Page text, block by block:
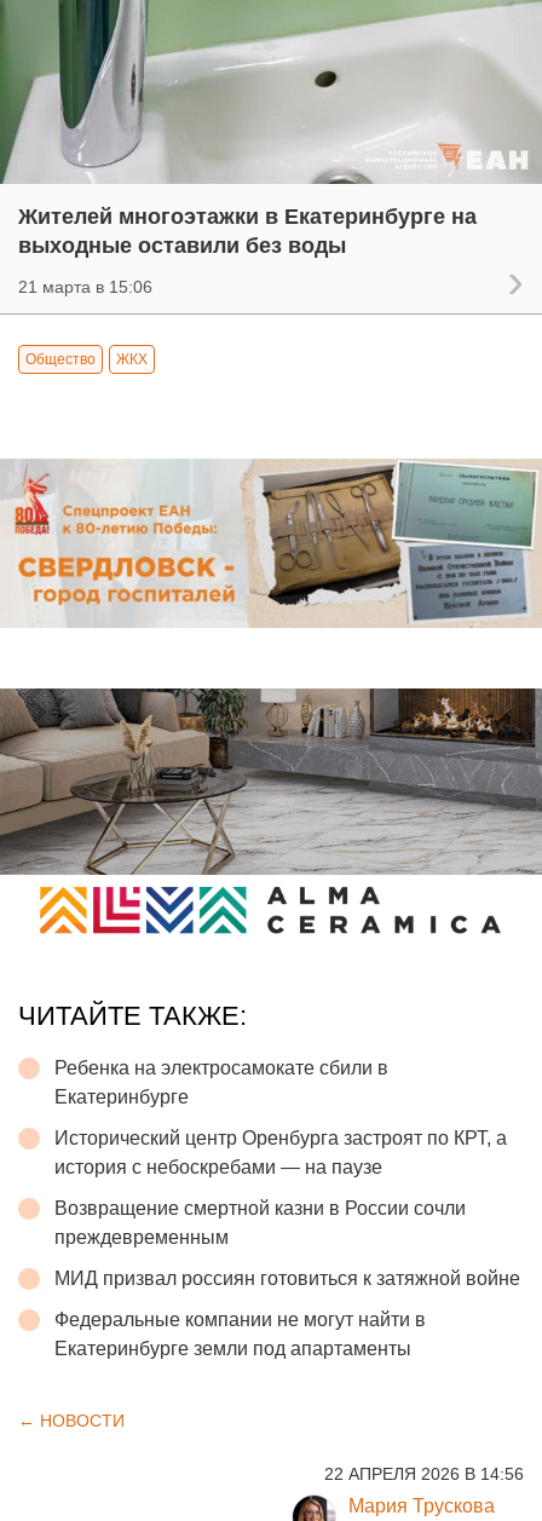
Жителей многоэтажки в Екатеринбурге на
выходные оставили без воды
21 марта в 15:06
Общество ЖКХ
ЧИТАЙТЕ ТАКЖЕ:
Ребенка на электросамокате сбили в
Екатеринбурге
Исторический центр Оренбурга застроят по КРТ, а
история с небоскребами — на паузе
Возвращение смертной казни в России сочли
преждевременным
МИД призвал россиян готовиться к затяжной войне
Федеральные компании не могут найти в
Екатеринбурге земли под апартаменты
← НОВОСТИ
22 АПРЕЛЯ 2026 В 14:56
Мария Трускова